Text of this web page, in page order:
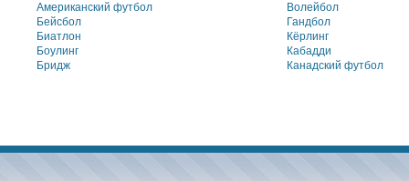
Американский футбол
Бейсбол
Биатлон
Боулинг
Бридж
Волейбол
Гандбол
Кёрлинг
Кабадди
Канадский футбол